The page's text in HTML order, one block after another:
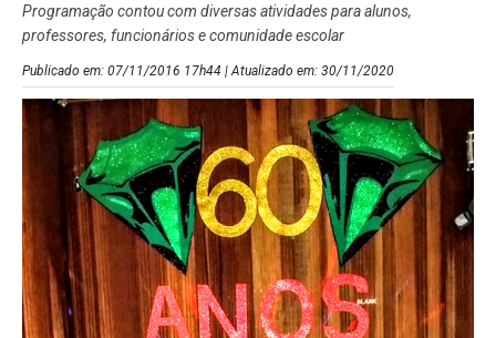
Programação contou com diversas atividades para alunos,
professores, funcionários e comunidade escolar
Publicado em: 07/11/2016 17h44 | Atualizado em: 30/11/2020